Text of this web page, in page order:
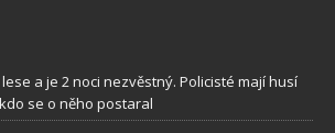
a je 2 noci nezvěstný. Policisté mají husí
se o něho postaral